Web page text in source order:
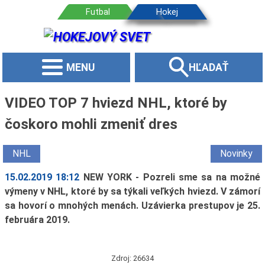
MENU HĽADAŤ
VIDEO TOP 7 hviezd NHL, ktoré by
čoskoro mohli zmeniť dres
NHL Novinky
15.02.2019 18:12 NEW YORK - Pozreli sme sa na možné
výmeny v NHL, ktoré by sa týkali veľkých hviezd. V zámorí
sa hovorí o mnohých menách. Uzávierka prestupov je 25.
februára 2019.
Zdroj: 26634